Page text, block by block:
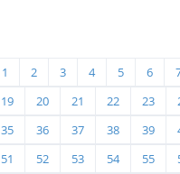
1 2 3 4 5 6
19 20 21 22 23
35 36 37 38 39
51 52 53 54 55